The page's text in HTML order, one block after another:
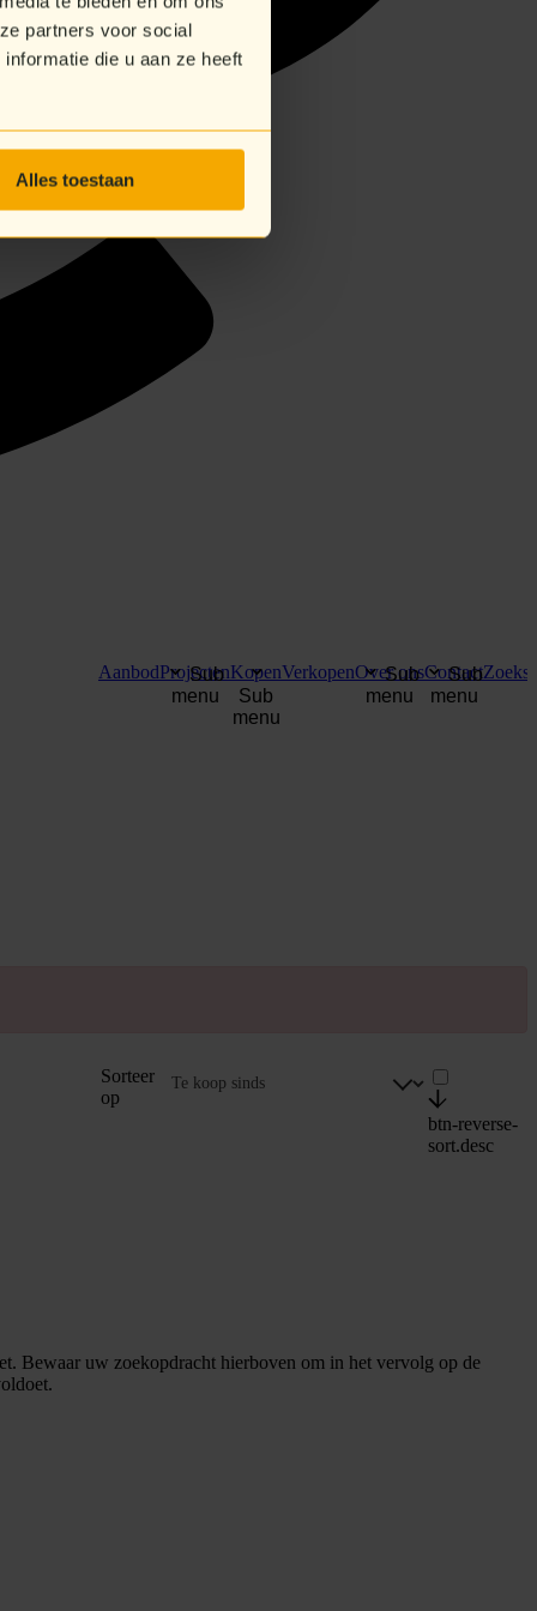
partners voor social
die u aan ze heeft
Alles toestaan
AanbodProjecten
Sub
menu
Kopen
Sub
menu
VerkopenOver ons
Sub
menu
Contact
Sub
menu
Sorteer
op
btn-reverse-
sort.desc
Bewaar uw zoekopdracht hierboven om in het vervolg op de